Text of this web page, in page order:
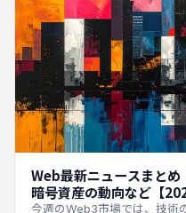
Web最新ニュースまとめ
暗号資産の動向など【
今週のWeb3市場では、技術